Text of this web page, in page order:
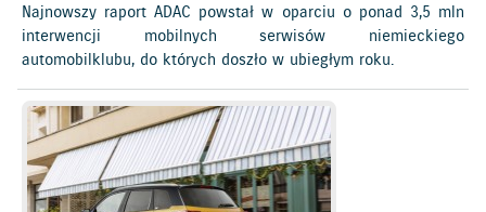
Najnowszy raport ADAC powstał w oparciu o ponad 3,5 mln
interwencji mobilnych serwisów niemieckiego
automobilklubu, do których doszło w ubiegłym roku.